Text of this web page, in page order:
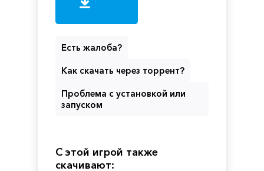
Есть жалоба?
Как скачать через торрент?
Проблема с установкой или
запуском
С этой игрой также
скачивают: